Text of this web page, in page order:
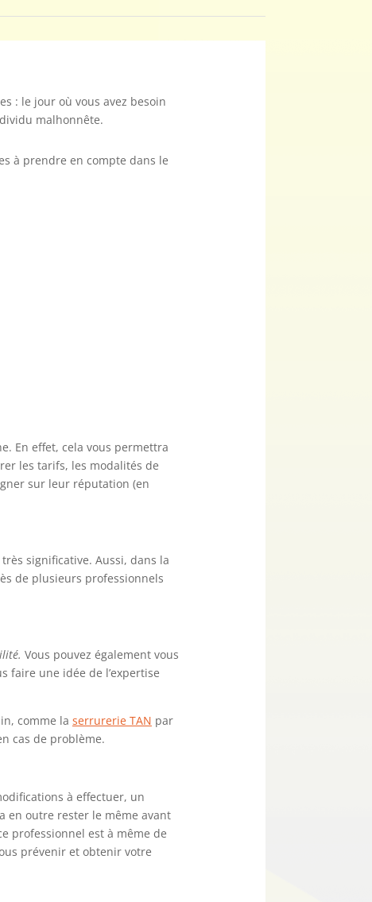
: le jour où vous avez besoin
malhonnête.
à prendre en compte dans le
En effet, cela vous permettra
les tarifs, les modalités de
sur leur réputation (en
significative. Aussi, dans la
de plusieurs professionnels
Vous pouvez également vous
faire une idée de l’expertise
comme la serrurerie TAN par
cas de problème.
à effectuer, un
en outre rester le même avant
professionnel est à même de
prévenir et obtenir votre